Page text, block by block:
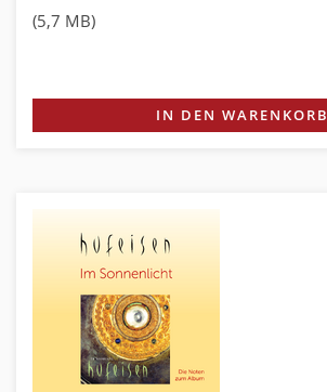
(5,7 MB)
IN DEN WARENKORB